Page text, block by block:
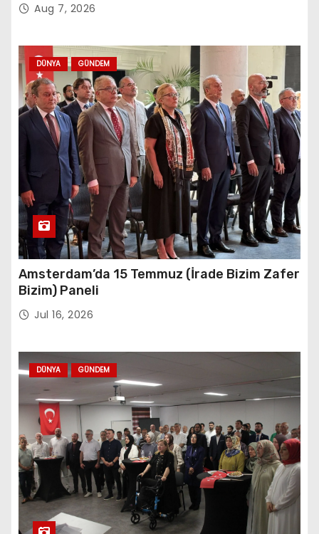
Aug 7, 2026
DÜNYA GÜNDEM
Amsterdam’da 15 Temmuz (İrade Bizim Zafer
Bizim) Paneli
Jul 16, 2026
DÜNYA GÜNDEM